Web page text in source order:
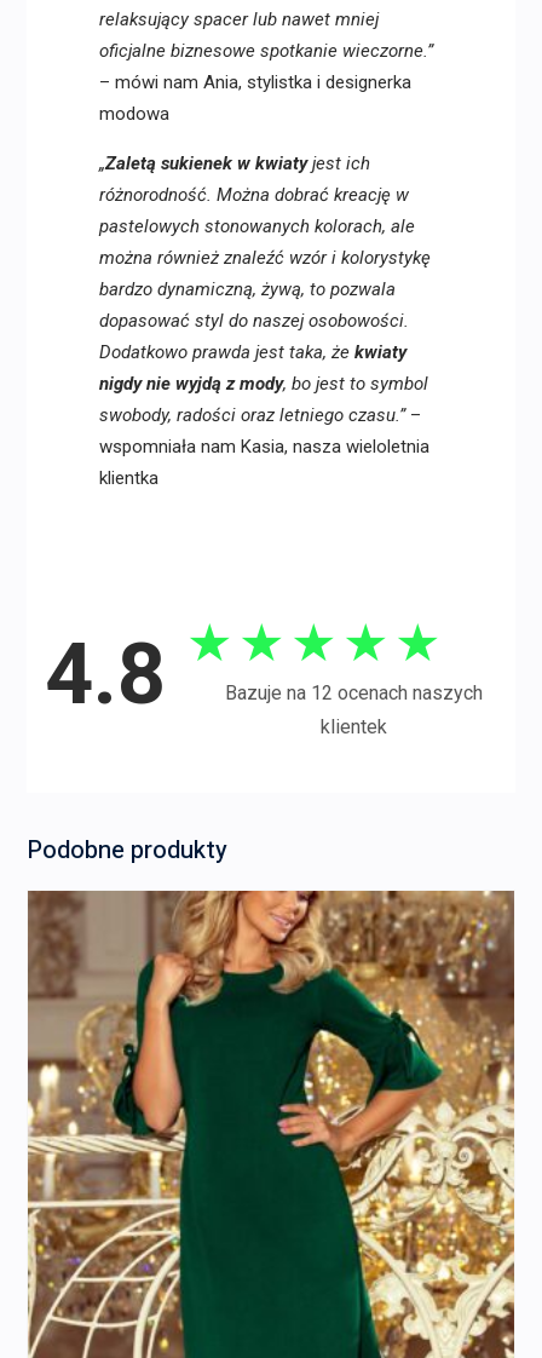
relaksujący spacer lub nawet mniej
oficjalne biznesowe spotkanie wieczorne.”
– mówi nam Ania, stylistka i designerka
modowa
„Zaletą sukienek w kwiatyjest ich
różnorodność. Można dobrać kreację w
pastelowych stonowanych kolorach, ale
można również znaleźć wzór i kolorystykę
bardzo dynamiczną, żywą, to pozwala
dopasować styl do naszej osobowości.
Dodatkowo prawda jest taka, że kwiaty
nigdy nie wyjdą z mody, bo jest to symbol
swobody, radości oraz letniego czasu.”–
wspomniała nam Kasia, nasza wieloletnia
klientka
4.8 ★ ★ ★ ★ ★
Bazuje na 12 ocenach naszych
klientek
Podobne produkty